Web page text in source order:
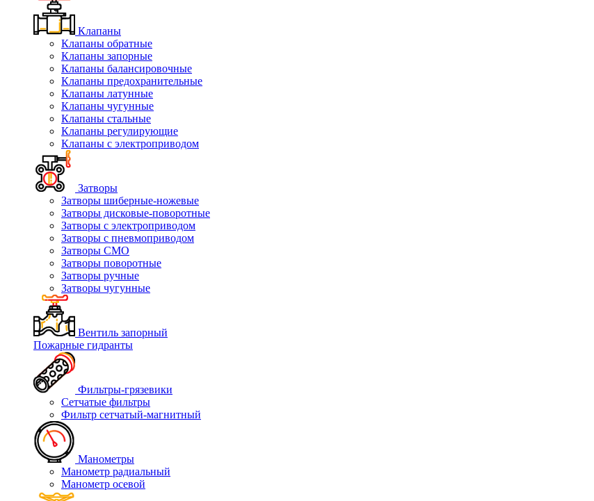
Клапаны
Клапаны обратные
Клапаны запорные
Клапаны балансировочные
Клапаны предохранительные
Клапаны латунные
Клапаны чугунные
Клапаны стальные
Клапаны регулирующие
Клапаны с электроприводом
Затворы
Затворы шиберные-ножевые
Затворы дисковые-поворотные
Затворы с электроприводом
Затворы с пневмоприводом
Затворы СМО
Затворы поворотные
Затворы ручные
Затворы чугунные
Вентиль запорный
Пожарные гидранты
Фильтры-грязевики
Сетчатые фильтры
Фильтр сетчатый-магнитный
Манометры
Манометр радиальный
Манометр осевой